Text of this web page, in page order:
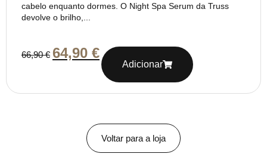
cabelo enquanto dormes. O Night Spa Serum da Truss
devolve o brilho,...
66,90€ 64,90 €
Adicionar
Voltar para a loja